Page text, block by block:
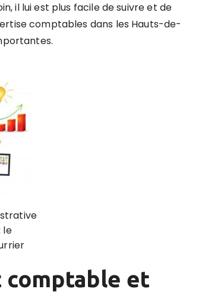
il lui est plus facile de suivre et de
comptables dans les Hauts-de-
le
comptable et